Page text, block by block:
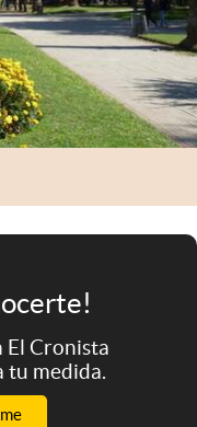
El Cronista
tu medida.